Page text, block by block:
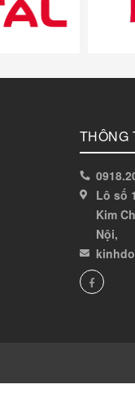
THÔNG
Lô số
Kim
Nội,